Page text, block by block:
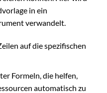
in ein
verwandelt.
auf die spezifischen
Formeln, die helfen,
automatisch zu